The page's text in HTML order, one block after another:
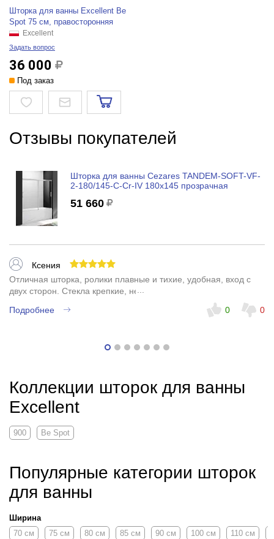
Шторка для ванны Excellent Be
Spot 75 см, правосторонняя
Excellent
Задать вопрос
36 000
Под заказ
Отзывы покупателей
Шторка для ванны Cezares TANDEM-SOFT-VF-
2-180/145-C-Cr-IV 180x145 прозрачная
51 660
Ксения
Отличная шторка, ролики плавные и тихие, удобная, вход с
двух сторон. Стекла крепкие, не дребезжат. Рекомендую.
Подробнее
0 0
Коллекции шторок для ванны
Excellent
900 Be Spot
Популярные категории шторок
для ванны
Ширина
70 см
75 см 80 см 85 см 90 см 100 см 110 см